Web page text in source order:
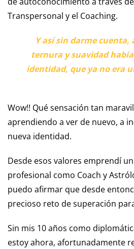
Transpersonal y el Coaching.
Y así sin darme cuenta,
ternura y suavidad
identidad, que ya no era
Wow!! Qué sensación tan
aprendiendo a ver de nuevo, a
nueva identidad.
Desde esos valores emprendí
profesional como Coach y
puedo afirmar que desde
precioso reto de superación
Sin mis 10 años como
estoy ahora, afortunadamente